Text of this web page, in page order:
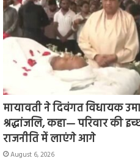
मायावती ने दिवंगत विधायक
श्रद्धांजलि, कहा— परिवार की
राजनीति में लाएंगे आगे
August 6, 2026